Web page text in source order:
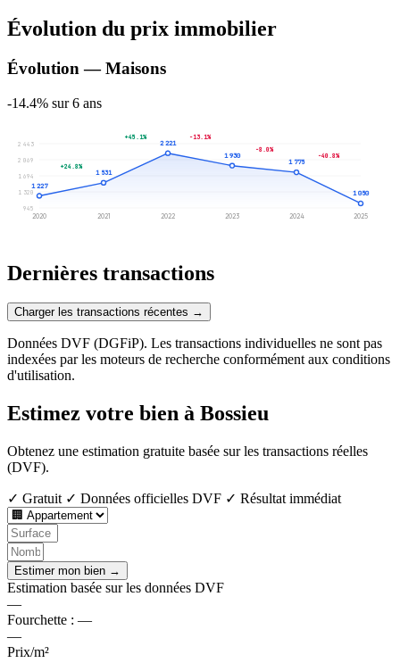
Évolution du prix immobilier
Évolution — Maisons
-14.4% sur 6 ans
945
1 320
1 694
2 069
2 443
1 227
2020
1 531
2021
2 221
2022
1 930
2023
1 775
2024
1 050
2025
+24.8%
+45.1% -13.1%
-8.0%
-40.8%
Dernières transactions
Charger les transactions récentes →
Données DVF (DGFiP). Les transactions individuelles ne sont pas
indexées par les moteurs de recherche conformément aux conditions
d'utilisation.
Estimez votre bien à Bossieu
Obtenez une estimation gratuite basée sur les transactions réelles
(DVF).
✓ Gratuit ✓ Données officielles DVF ✓ Résultat immédiat
Estimer mon bien →
Estimation basée sur les données DVF
—
Fourchette : —
—
Prix/m²